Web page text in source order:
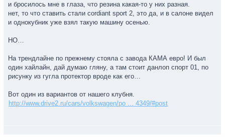
и бросилось мне в глаза, что резина какая-то у них разная.
нет, то что ставить стали cordiant sport 2, это да, и в салоне видел
и однокубник уже взял такую машину осенью.
НО…
На трендлайне по прежнему стояла с завода КАМА евро! И был
один хайлайн, дай думаю гляну, а там стоит данлоп спорт 01, по
рисунку из гугла протектор вроде как его…
Вот один из вариантов от нашего клубня.
http://www.drive2.ru/cars/volkswagen/po ... 4349/#post